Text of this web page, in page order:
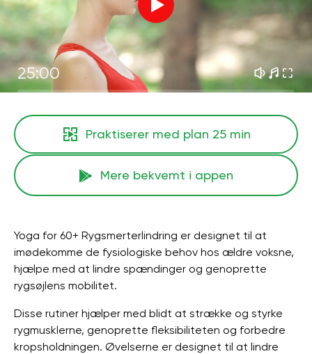
25:00
Praktiserer med plan 25 min
Mere bekvemt i appen
Yoga for 60+ Rygsmerterlindring er designet til at
imødekomme de fysiologiske behov hos ældre voksne,
hjælpe med at lindre spændinger og genoprette
rygsøjlens mobilitet.
Disse rutiner hjælper med blidt at strække og styrke
rygmusklerne, genoprette fleksibiliteten og forbedre
kropsholdningen. Øvelserne er designet til at lindre